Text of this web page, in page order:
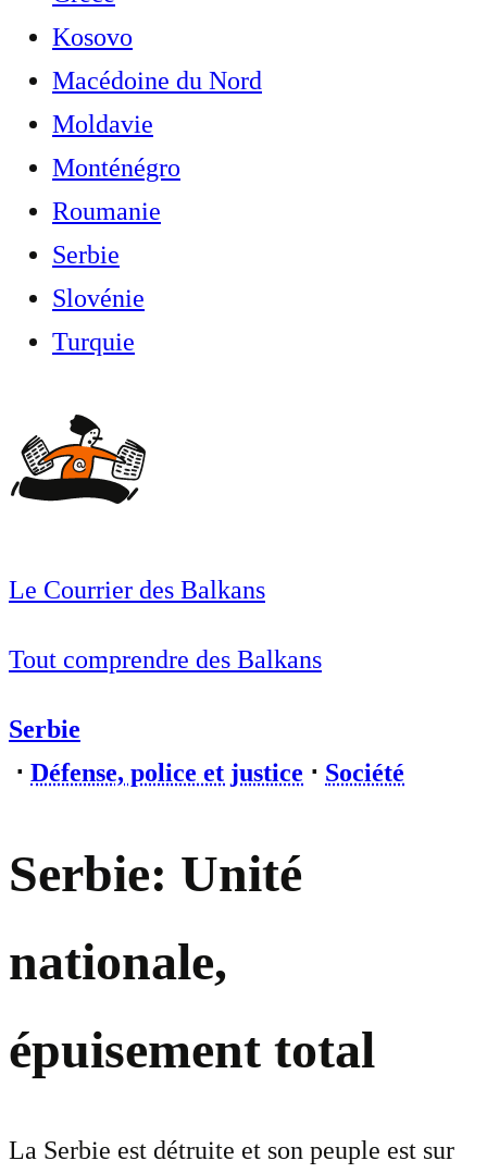
Kosovo
Macédoine du Nord
Moldavie
Monténégro
Roumanie
Serbie
Slovénie
Turquie
Le Courrier des Balkans
Tout comprendre des Balkans
Serbie
⋅ Défense, police et justice ⋅ Société
Serbie: Unité
nationale,
épuisement total
La Serbie est détruite et son peuple est sur